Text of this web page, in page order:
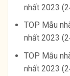
nhất 2023
TOP Mẫu
nhất 2023
TOP Mẫu
nhất 2023